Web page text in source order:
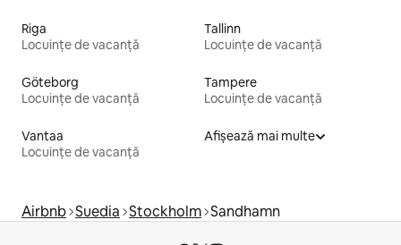
Riga
Locuințe de vacanță
Tallinn
Locuințe de vacanță
Göteborg
Locuințe de vacanță
Tampere
Locuințe de vacanță
Vantaa
Locuințe de vacanță
Afișează mai multe
Airbnb Suedia Stockholm Sandhamn